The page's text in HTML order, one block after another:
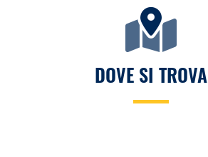
DOVE SI TROVA